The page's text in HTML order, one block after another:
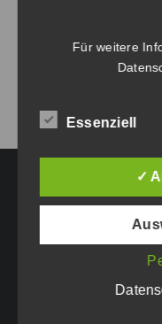
Für weitere
Essenziell
✓